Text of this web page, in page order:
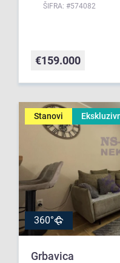
ŠIFRA: #574082
€159.000
Stanovi
360°
Grbavica